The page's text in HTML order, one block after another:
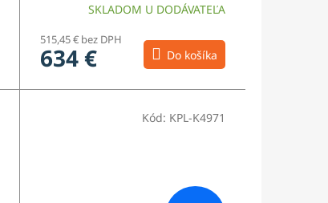
SKLADOM U DODÁVATEĽA
515,45 € bez DPH
634 € Do košíka
Kód: KPL-K4971